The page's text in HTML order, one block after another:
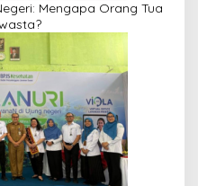
Mengapa Orang Tua